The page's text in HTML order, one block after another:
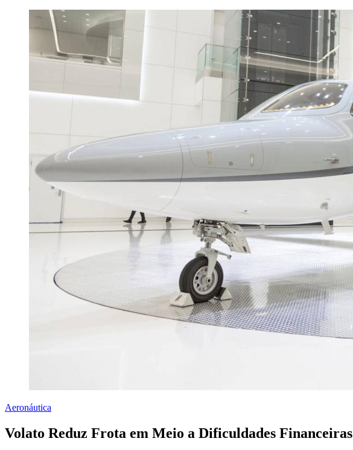
Aeronáutica
Volato Reduz Frota em Meio a Dificuldades Financeiras